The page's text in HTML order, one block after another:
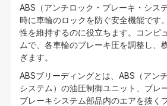
ABS（アンチロック・ブレーキ・シス
時に車輪のロックを防ぐ安全機能です
性を維持するのに役立ちます。コンピ
ムで、各車輪のブレーキ圧を調整し、
ぎます。
ABSブリーディングとは、ABS（アン
システム）の油圧制御ユニット、ブレ
ブレーキシステム部品内のエアを抜く